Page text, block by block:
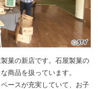
菓の新店です。石屋製菓の
商品を扱っています。
ースが充実していて、お子